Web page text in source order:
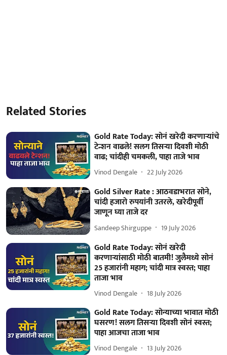
Related Stories
Gold Rate Today: सोनं खरेदी करणाऱ्यांचे
टेन्शन वाढले! सलग तिसऱ्या दिवशी मोठी
वाढ; चांदीही चमकली, पाहा ताजे भाव
Vinod Dengale 22 July 2026
Gold Silver Rate : आठवडाभरात सोने,
चांदी हजारो रुपयांनी उतरले, खरेदीपूर्वी
जाणून घ्या ताजे दर
Sandeep Shirguppe 19 July 2026
Gold Rate Today: सोनं खरेदी
करणाऱ्यांसाठी मोठी बातमी! जुलैमध्ये सोनं
25 हजारांनी महाग; चांदी मात्र स्वस्त; पाहा
ताजा भाव
Vinod Dengale 18 July 2026
Gold Rate Today: सोन्याच्या भावात मोठी
घसरण! सलग तिसऱ्या दिवशी सोनं स्वस्त;
पाहा आजचा ताजा भाव
Vinod Dengale 13 July 2026